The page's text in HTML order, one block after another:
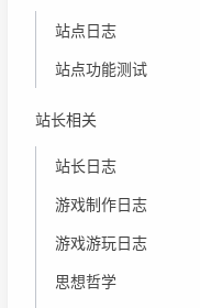
站点日志
站点功能测试
站长相关
站长日志
游戏制作日志
游戏游玩日志
思想哲学